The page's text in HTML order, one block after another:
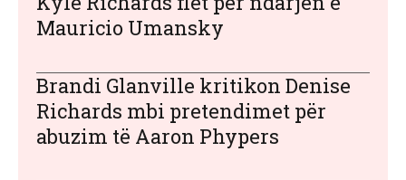
Mauricio Umansky
Brandi Glanville kritikon Denise
Richards mbi pretendimet për
abuzim të Aaron Phypers